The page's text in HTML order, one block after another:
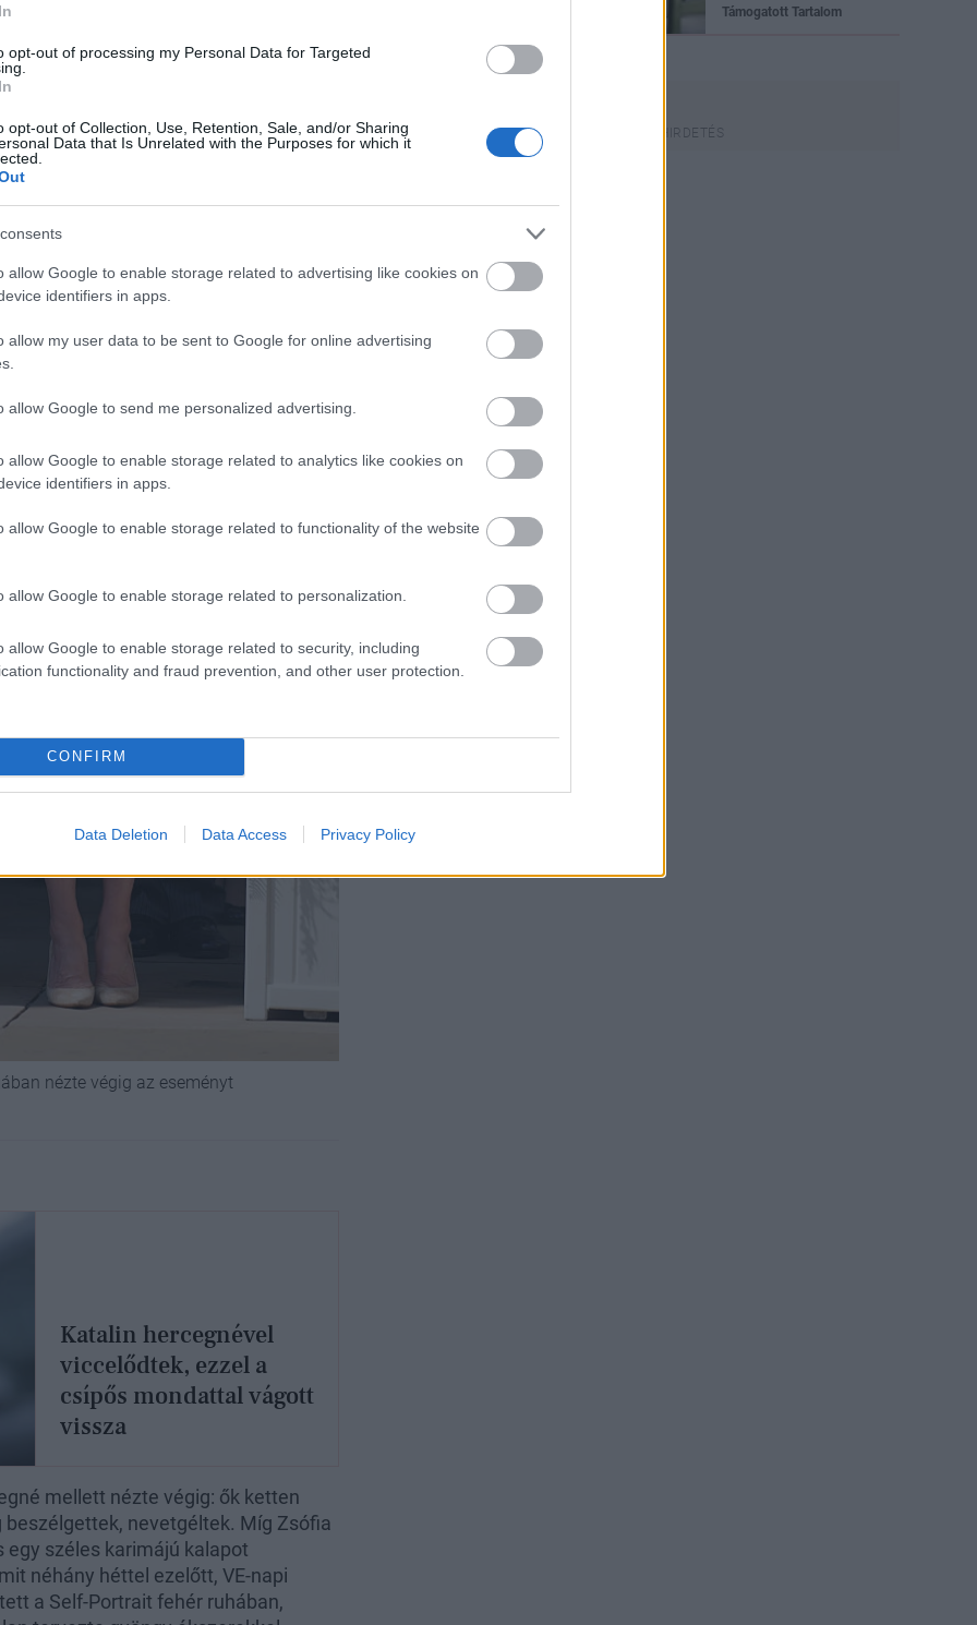
opt-out of processing my Personal Data for Targeted
opt-out of Collection, Use, Retention, Sale, and/or Sharing
Data that Is Unrelated with the Purposes for which it
allow Google to enable storage related to advertising like cookies on
identifiers in apps.
allow my user data to be sent to Google for online advertising
allow Google to send me personalized advertising.
allow Google to enable storage related to analytics like cookies on
identifiers in apps.
allow Google to enable storage related to functionality of the website
allow Google to enable storage related to personalization.
allow Google to enable storage related to security, including
functionality and fraud prevention, and other user protection.
CONFIRM
Data Deletion Data Access Privacy Policy
nézte végig az eseményt
Katalin hercegnével
viccelődtek, ezzel a
csípős mondattal vágott
vissza
mellett nézte végig: ők ketten
nevetgéltek. Míg Zsófia
egy széles karimájú kalapot
néhány héttel ezelőtt, VE-napi
a Self-Portrait fehér ruhában,
Támogatott Tartalom